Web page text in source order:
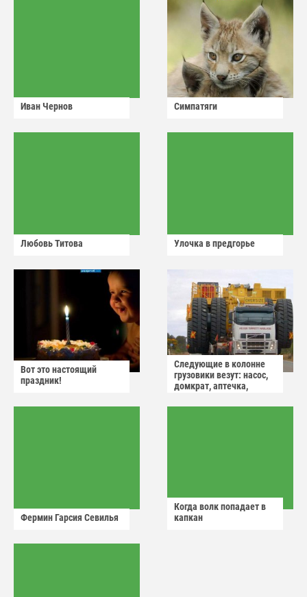
Иван Чернов Симпатяги
Любовь Титова Улочка в предгорье
Вот это настоящий
праздник!
Следующие в колонне
грузовики везут: насос,
домкрат, аптечка,
Фермин Гарсия Севилья
Когда волк попадает в
капкан